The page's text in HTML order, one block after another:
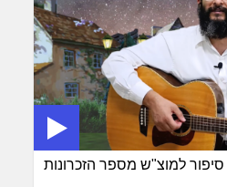
למוצ"ש מספר הזכרונות